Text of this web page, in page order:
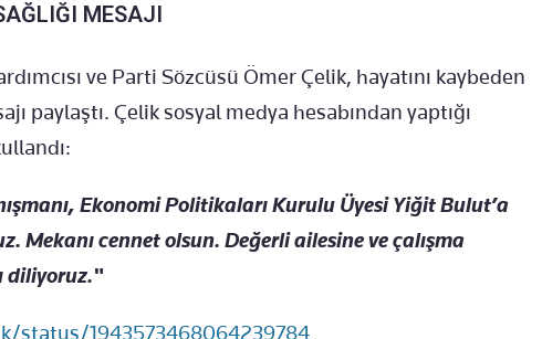
MESAJI
ve Parti Sözcüsü Ömer Çelik, hayatını kaybeden
paylaştı. Çelik sosyal medya hesabından yaptığı
Ekonomi Politikaları Kurulu Üyesi Yiğit Bulut’a
Mekanı cennet olsun. Değerli ailesine ve çalışma
diliyoruz."
status/1943573468064239784